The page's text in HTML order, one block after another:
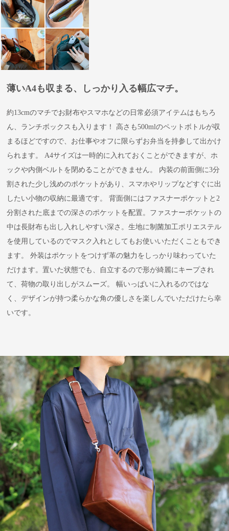
薄いA4も収まる、しっかり入る幅広マチ。
約13cmのマチでお財布やスマホなどの日常必須アイテムはもちろ
ん、ランチボックスも入ります！ 高さも500mlのペットボトルが収
まるほどですので、お仕事やオフに限らずお弁当を持参して出かけ
られます。 A4サイズは一時的に入れておくことができますが、ホ
ックや内側ベルトを閉めることができません。 内装の前面側に3分
割された少し浅めのポケットがあり、スマホやリップなどすぐに出
したい小物の収納に最適です。 背面側にはファスナーポケットと2
分割された底までの深さのポケットを配置。ファスナーポケットの
中は長財布も出し入れしやすい深さ。生地に制菌加工ポリエステル
を使用しているのでマスク入れとしてもお使いいただくこともでき
ます。 外装はポケットをつけず革の魅力をしっかり味わっていた
だけます。置いた状態でも、自立するので形が綺麗にキープされ
て、荷物の取り出しがスムーズ。 幅いっぱいに入れるのではな
く、デザインが持つ柔らかな角の優しさを楽しんでいただけたら幸
いです。